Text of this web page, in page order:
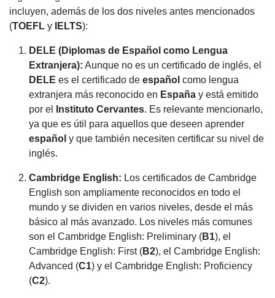
incluyen, además de los dos niveles antes mencionados
(TOEFL y IELTS):
DELE (Diplomas de Español como Lengua
Extranjera): Aunque no es un certificado de inglés, el
DELE es el certificado de español como lengua
extranjera más reconocido en España y está emitido
por el
Instituto Cervantes. Es relevante mencionarlo,
ya que es útil para aquellos que deseen aprender
español y que también necesiten certificar su nivel de
inglés.
Cambridge English: Los certificados de Cambridge
English son ampliamente reconocidos en todo el
mundo y se dividen en varios niveles, desde el más
básico al más avanzado. Los niveles más comunes
son el Cambridge English: Preliminary (B1), el
Cambridge English: First (B2), el Cambridge English:
Advanced (C1) y el Cambridge English: Proficiency
(C2).